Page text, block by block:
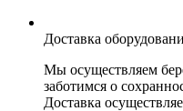
Доставка
Мы осуществляем
заботимся о
Доставка